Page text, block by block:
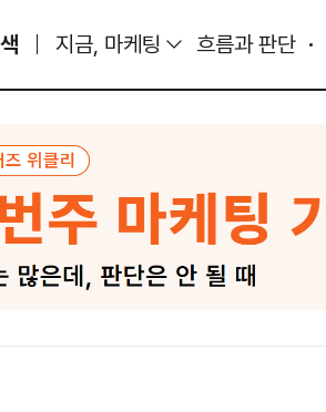
지금, 마케팅 흐름과 판단